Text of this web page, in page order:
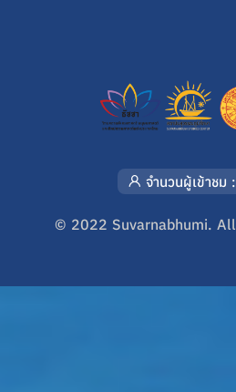
จำนวนผู้เข้าชม
© 2022 Suvarnabhumi.